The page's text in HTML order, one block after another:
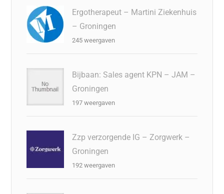
Ergotherapeut – Martini Ziekenhuis
– Groningen
245 weergaven
Bijbaan: Sales agent KPN – JAM –
Groningen
197 weergaven
Zzp verzorgende IG – Zorgwerk –
Groningen
192 weergaven